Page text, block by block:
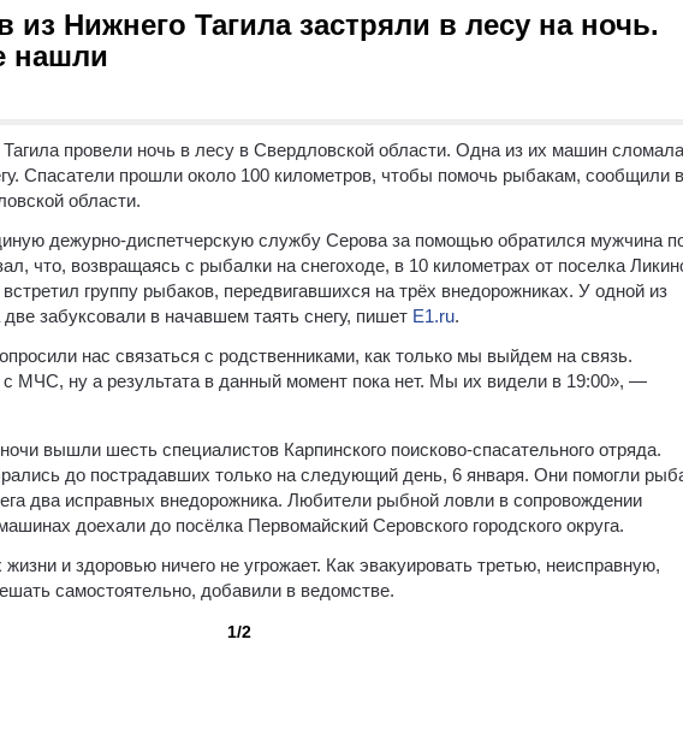
Нижнего Тагила застряли в лесу на ночь.
нашли
провели ночь в лесу в Свердловской области. Одна из их машин
Спасатели прошли около 100 километров, чтобы помочь рыбакам, сообщили в
области.
дежурно-диспетчерскую службу Серова за помощью обратился мужчина
что, возвращаясь с рыбалки на снегоходе, в 10 километрах от поселка
встретил группу рыбаков, передвигавшихся на трёх внедорожниках. У одной из
забуксовали в начавшем таять снегу, пишет Е1.ru.
нас связаться с родственниками, как только мы выйдем на связь.
с МЧС, ну а результата в данный момент пока нет. Мы их видели в 19:00», —
вышли шесть специалистов Карпинского поисково-спасательного отряда.
до пострадавших только на следующий день, 6 января. Они помогли
два исправных внедорожника. Любители рыбной ловли в сопровождении
доехали до посёлка Первомайский Серовского городского округа.
и здоровью ничего не угрожает. Как эвакуировать третью, неисправную,
самостоятельно, добавили в ведомстве.
1/2